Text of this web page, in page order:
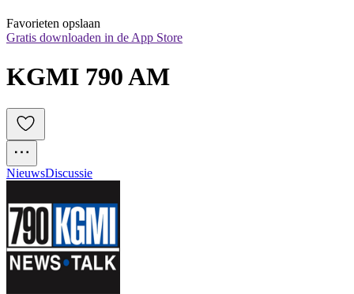
Favorieten opslaan
Gratis downloaden in de App Store
KGMI 790 AM
NieuwsDiscussie